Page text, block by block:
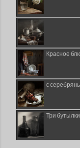
Красное
с
Три бутылки